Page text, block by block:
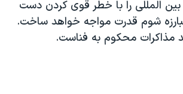
بين المللی را با خطر قوی کردن دست
شوم قدرت مواجه خواهد ساخت.
مذاکرات محکوم به فناست.